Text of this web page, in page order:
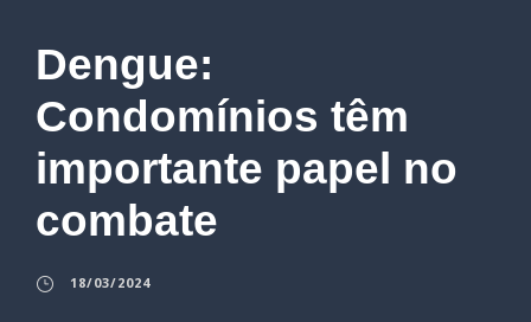
Dengue:
Condomínios têm
importante papel no
combate
18/03/2024